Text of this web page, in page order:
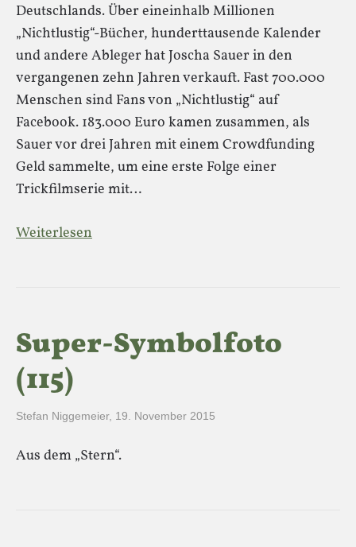
Deutschlands. Über eineinhalb Millionen
„Nichtlustig“-Bücher, hunderttausende Kalender
und andere Ableger hat Joscha Sauer in den
vergangenen zehn Jahren verkauft. Fast 700.000
Menschen sind Fans von „Nichtlustig“ auf
Facebook. 183.000 Euro kamen zusammen, als
Sauer vor drei Jahren mit einem Crowdfunding
Geld sammelte, um eine erste Folge einer
Trickfilmserie mit…
Weiterlesen
Super-Symbolfoto
(115)
Stefan Niggemeier, 19. November 2015
Aus dem „Stern“.